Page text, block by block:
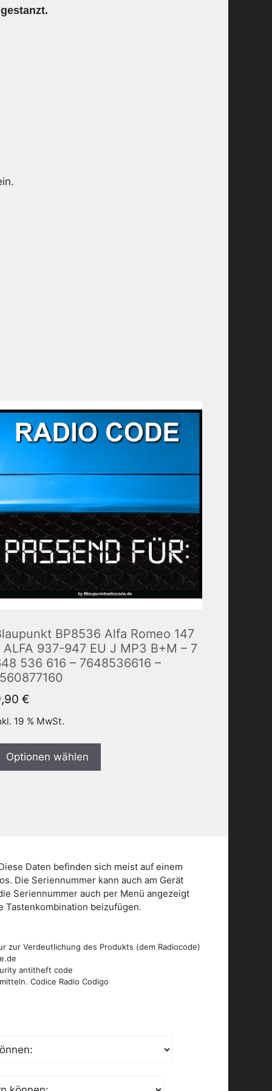
BP8536 Alfa Romeo 147
ALFA 937-947 EU J MP3 B+M – 7
536 616 – 7648536616 –
€
19 % MwSt.
Optionen wählen
Daten befinden sich meist auf einem
Die Seriennummer kann auch am Gerät
Seriennummer auch per Menü angezeigt
Tastenkombination beizufügen.
zur Verdeutlichung des Produkts (dem Radiocode)
antitheft code
Codice Radio Codigo